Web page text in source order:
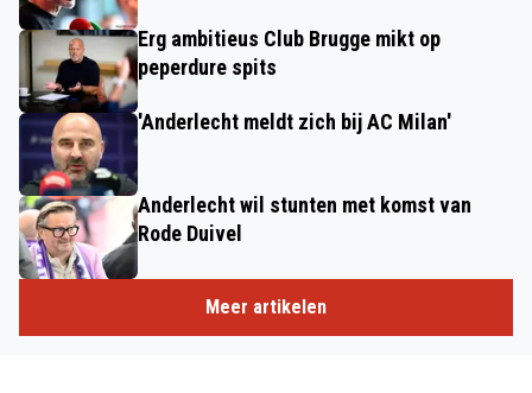
Erg ambitieus Club Brugge mikt op
peperdure spits
'Anderlecht meldt zich bij AC Milan'
Anderlecht wil stunten met komst van
Rode Duivel
Meer artikelen